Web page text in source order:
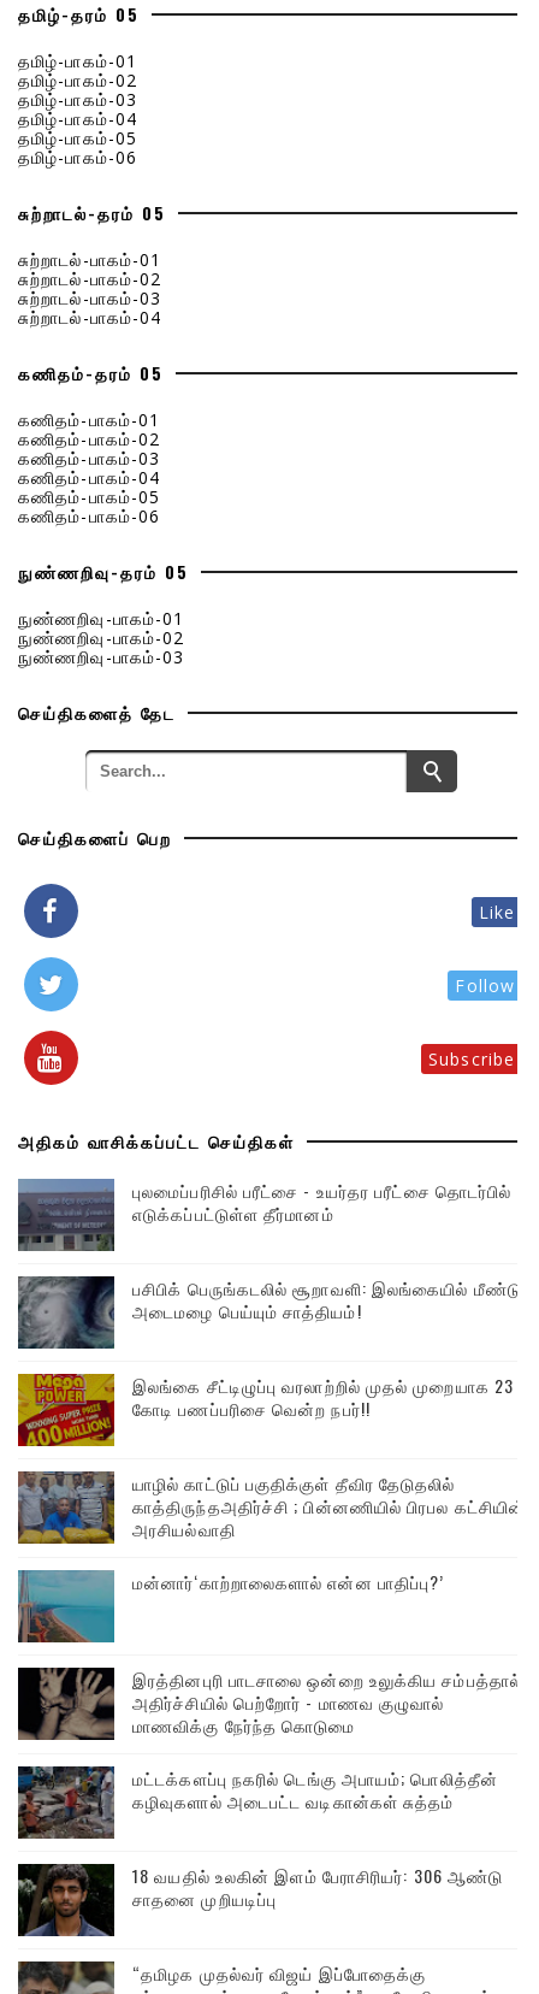
தமிழ்-தரம் 05
தமிழ்-பாகம்-01
தமிழ்-பாகம்-02
தமிழ்-பாகம்-03
தமிழ்-பாகம்-04
தமிழ்-பாகம்-05
தமிழ்-பாகம்-06
சுற்றாடல்-தரம் 05
சுற்றாடல்-பாகம்-01
சுற்றாடல்-பாகம்-02
சுற்றாடல்-பாகம்-03
சுற்றாடல்-பாகம்-04
கணிதம்-தரம் 05
கணிதம்-பாகம்-01
கணிதம்-பாகம்-02
கணிதம்-பாகம்-03
கணிதம்-பாகம்-04
கணிதம்-பாகம்-05
கணிதம்-பாகம்-06
நுண்ணறிவு-தரம் 05
நுண்ணறிவு-பாகம்-01
நுண்ணறிவு-பாகம்-02
நுண்ணறிவு-பாகம்-03
செய்திகளைத் தேட
செய்திகளைப் பெற
Like
Follow
Subscribe
அதிகம் வாசிக்கப்பட்ட செய்திகள்
புலமைப்பரிசில் பரீட்சை - உயர்தர பரீட்சை தொடர்பில்
எடுக்கப்பட்டுள்ள தீர்மானம்
பசிபிக் பெருங்கடலில் சூறாவளி: இலங்கையில் மீண்டும்
அடைமழை பெய்யும் சாத்தியம்!
இலங்கை சீட்டிழுப்பு வரலாற்றில் முதல் முறையாக 23
கோடி பணப்பரிசை வென்ற நபர்!!
யாழில் காட்டுப் பகுதிக்குள் தீவிர தேடுதலில்
காத்திருந்தஅதிர்ச்சி ; பின்னணியில் பிரபல கட்சியின்
அரசியல்வாதி
மன்னார்‘காற்றாலைகளால் என்ன பாதிப்பு?’
இரத்தினபுரி பாடசாலை ஒன்றை உலுக்கிய சம்பத்தால்
அதிர்ச்சியில் பெற்றோர் - மாணவ குழுவால்
மாணவிக்கு நேர்ந்த கொடுமை
மட்டக்களப்பு நகரில் டெங்கு அபாயம்; பொலித்தீன்
கழிவுகளால் அடைபட்ட வடிகான்கள் சுத்தம்
18 வயதில் உலகின் இளம் பேராசிரியர்: 306 ஆண்டு
சாதனை முறியடிப்பு
“தமிழக முதல்வர் விஜய் இப்போதைக்கு